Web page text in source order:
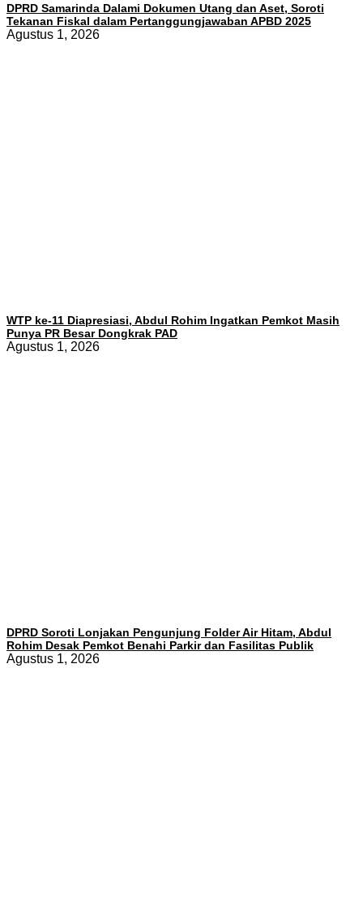
DPRD Samarinda Dalami Dokumen Utang dan Aset, Soroti
Tekanan Fiskal dalam Pertanggungjawaban APBD 2025
Agustus 1, 2026
WTP ke-11 Diapresiasi, Abdul Rohim Ingatkan Pemkot Masih
Punya PR Besar Dongkrak PAD
Agustus 1, 2026
DPRD Soroti Lonjakan Pengunjung Folder Air Hitam, Abdul
Rohim Desak Pemkot Benahi Parkir dan Fasilitas Publik
Agustus 1, 2026